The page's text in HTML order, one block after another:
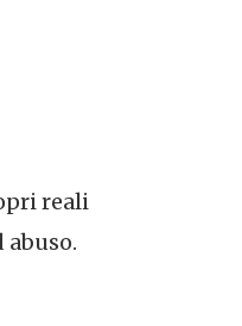
reali